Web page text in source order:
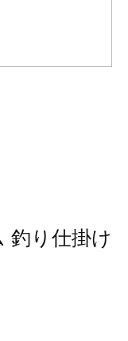
釣り仕掛け